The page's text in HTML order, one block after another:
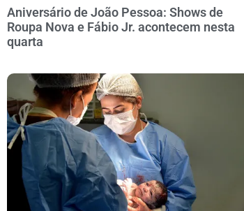
Aniversário de João Pessoa: Shows de
Roupa Nova e Fábio Jr. acontecem nesta
quarta